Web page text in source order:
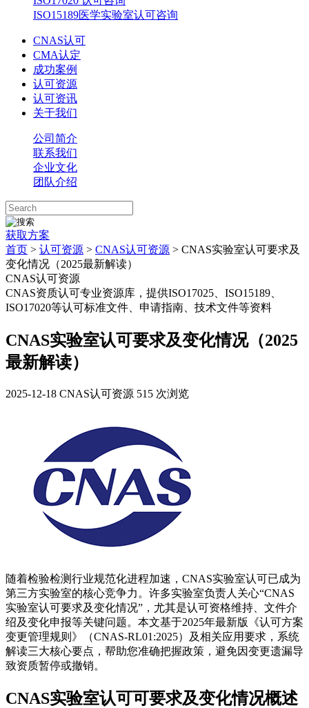
ISO15189医学实验室认可咨询
CNAS认可
CMA认定
成功案例
认可资源
认可资讯
关于我们
公司简介
联系我们
企业文化
团队介绍
获取方案
首页 > 认可资源 > CNAS认可资源 > CNAS实验室认可要求及
变化情况（2025最新解读）
CNAS认可资源
CNAS资质认可专业资源库，提供ISO17025、ISO15189、
ISO17020等认可标准文件、申请指南、技术文件等资料
CNAS实验室认可要求及变化情况（2025
最新解读）
2025-12-18 CNAS认可资源 515 次浏览
随着检验检测行业规范化进程加速，CNAS实验室认可已成为
第三方实验室的核心竞争力。许多实验室负责人关心“CNAS
实验室认可要求及变化情况”，尤其是认可资格维持、文件介
绍及变化申报等关键问题。本文基于2025年最新版《认可方案
变更管理规则》（CNAS-RL01:2025）及相关应用要求，系统
解读三大核心要点，帮助您准确把握政策，避免因变更遗漏导
致资质暂停或撤销。
CNAS实验室认可可要求及变化情况概述